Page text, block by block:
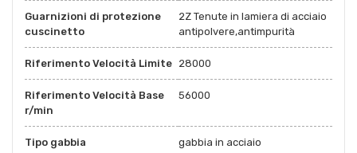
Guarnizioni di protezione
cuscinetto
2Z Tenute in lamiera di acciaio
antipolvere,antimpurità
Riferimento Velocità Limite 28000
Riferimento Velocità Base
r/min
56000
Tipo gabbia gabbia in acciaio